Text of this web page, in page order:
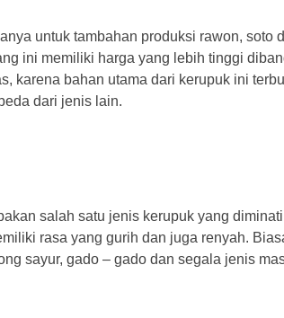
untuk tambahan produksi rawon, soto
ini memiliki harga yang lebih tinggi
karena bahan utama dari kerupuk ini
dari jenis lain.
salah satu jenis kerupuk yang
rasa yang gurih dan juga renyah.
sayur, gado – gado dan segala jenis